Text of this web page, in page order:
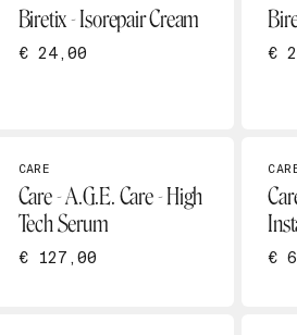
Biretix - Isorepair Cream
€ 24,00 €
CARE
Care - A.G.E. Care - High
Tech Serum
€ 127,00 €